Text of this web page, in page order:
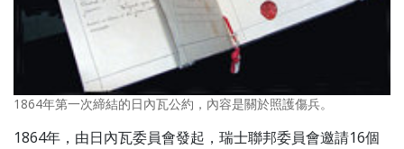
1864年第一次締結的日內瓦公約，內容是關於照護傷兵。
1864年，由日內瓦委員會發起，瑞士聯邦委員會邀請16個